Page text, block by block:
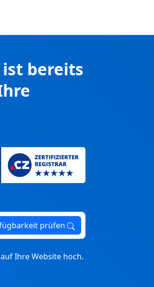
ist bereits
prüfen
Ihre Website hoch.